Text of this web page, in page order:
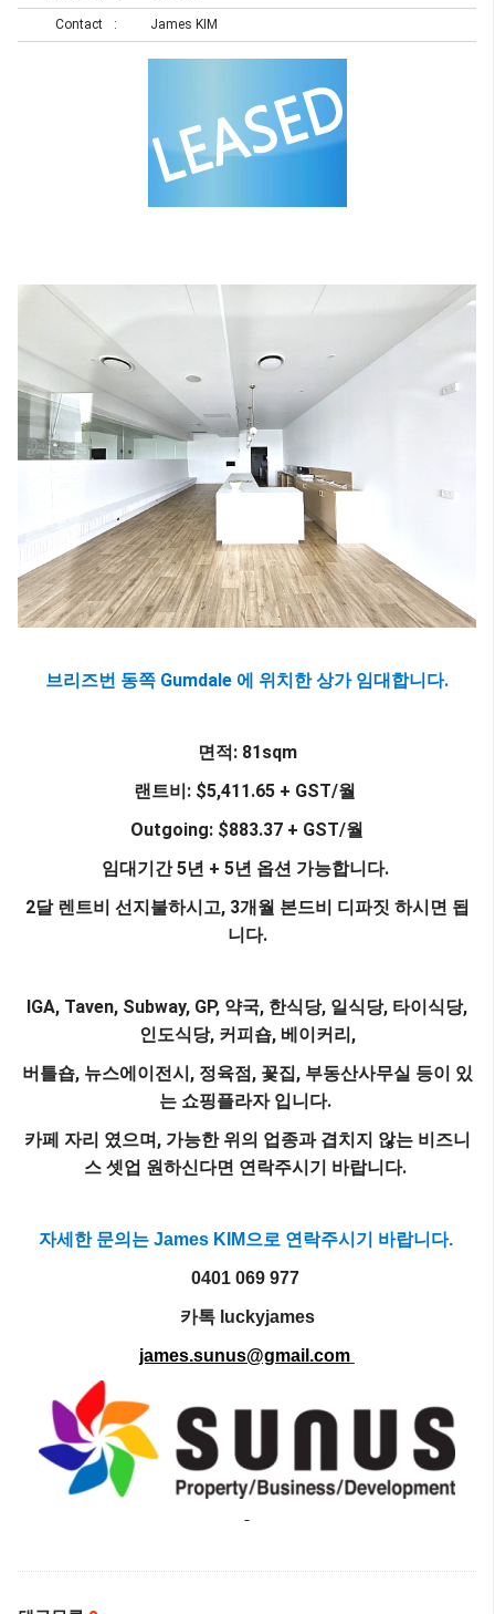
Contact James KIM
브리즈번 동쪽 Gumdale 에 위치한 상가 임대합니다.
면적: 81sqm
랜트비: $5,411.65 + GST/월
Outgoing: $883.37 + GST/월
임대기간 5년 + 5년 옵션 가능합니다.
2달 렌트비 선지불하시고, 3개월 본드비 디파짓 하시면 됩
니다.
IGA, Taven, Subway, GP, 약국, 한식당, 일식당, 타이식당,
인도식당, 커피숍, 베이커리,
버틀숍, 뉴스에이전시, 정육점, 꽃집, 부동산사무실 등이 있
는 쇼핑플라자 입니다.
카페 자리 였으며, 가능한 위의 업종과 겹치지 않는 비즈니
스 셋업 원하신다면 연락주시기 바랍니다.
자세한 문의는 James KIM으로 연락주시기 바랍니다.
0401 069 977
카톡 luckyjames
james.sunus@gmail.com